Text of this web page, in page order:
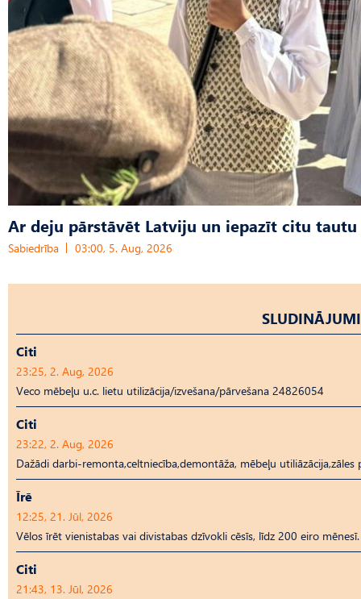
Ar deju pārstāvēt Latviju un iepazīt citu
Sabiedrība 03:00, 5. Aug, 2026
SLUDINĀJUMI
Citi
23:25, 2. Aug, 2026
Veco mēbeļu u.c. lietu utilizācija/izvešana/pārvešana 24826054
Citi
23:22, 2. Aug, 2026
Dažādi darbi-remonta,celtniecība,demontāža, mēbeļu
Īrē
12:25, 21. Jūl, 2026
Vēlos īrēt vienistabas vai divistabas dzīvokli cēsīs, līdz 200 eiro mēnesī.
Citi
21:43, 13. Jūl, 2026